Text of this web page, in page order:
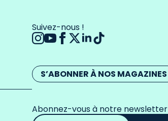
Suivez-nous !
S’ABONNER À NOS MAGAZINES
Abonnez-vous à notre newsletter
Adresse